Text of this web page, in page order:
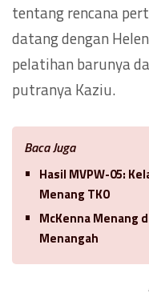
tentang rencana
datang dengan
pelatihan barunya
putranya Kaziu.
Baca Juga
Hasil MVPW-05:
Menang TKO
McKenna Menang
Menangah